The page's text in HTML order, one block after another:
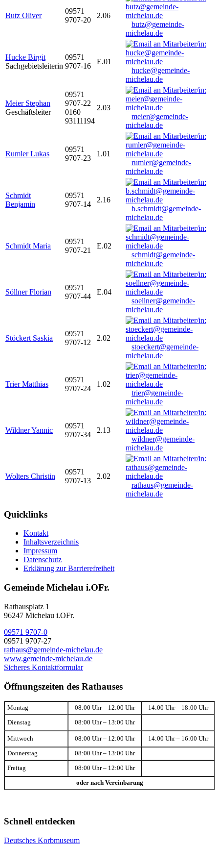
Butz Oliver
09571
9707-20
2.06
butz@gemeinde-
michelau.de
Hucke Birgit
Sachgebietsleiterin
09571
9707-16
E.01
hucke@gemeinde-
michelau.de
Meier Stephan
Geschäftsleiter
09571
9707-22
0160
93111194
2.03
meier@gemeinde-
michelau.de
Rumler Lukas
09571
9707-23
1.01
rumler@gemeinde-
michelau.de
Schmidt
Benjamin
09571
9707-14
2.16
b.schmidt@gemeinde-
michelau.de
Schmidt Maria
09571
9707-21
E.02
schmidt@gemeinde-
michelau.de
Söllner Florian
09571
9707-44
E.04
soellner@gemeinde-
michelau.de
Stöckert Saskia
09571
9707-12
2.02
stoeckert@gemeinde-
michelau.de
Trier Matthias
09571
9707-24
1.02
trier@gemeinde-
michelau.de
Wildner Yannic
09571
9707-34
2.13
wildner@gemeinde-
michelau.de
Wolters Christin
09571
9707-13
2.02
rathaus@gemeinde-
michelau.de
Quicklinks
Kontakt
Inhaltsverzeichnis
Impressum
Datenschutz
Erklärung zur Barrierefreiheit
Gemeinde Michelau i.OFr.
Rathausplatz 1
96247 Michelau i.OFr.
09571 9707-0
09571 9707-27
rathaus@gemeinde-michelau.de
www.gemeinde-michelau.de
Sicheres Kontaktformular
Öffnungszeiten des Rathauses
Montag 08:00 Uhr – 12:00 Uhr 14:00 Uhr – 18:00 Uhr
Dienstag 08:00 Uhr – 13:00 Uhr
Mittwoch 08:00 Uhr – 12:00 Uhr 14:00 Uhr – 16:00 Uhr
Donnerstag 08:00 Uhr – 13:00 Uhr
Freitag 08:00 Uhr – 12:00 Uhr
oder nach Vereinbarung
Schnell entdecken
Deutsches Korbmuseum